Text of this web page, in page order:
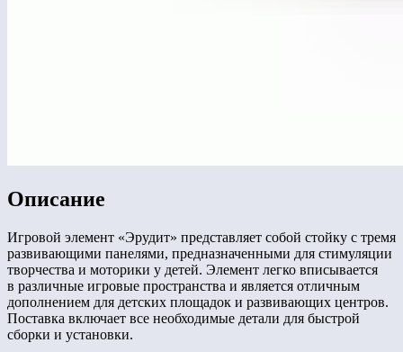
Описание
Игровой элемент «Эрудит» представляет собой стойку с тремя
развивающими панелями, предназначенными для стимуляции
творчества и моторики у детей. Элемент легко вписывается
в различные игровые пространства и является отличным
дополнением для детских площадок и развивающих центров.
Поставка включает все необходимые детали для быстрой
сборки и установки.